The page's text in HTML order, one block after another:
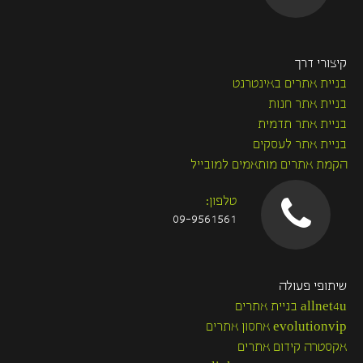
קיצורי דרך
בניית אתרים באינטרנט
בניית אתר חנות
בניית אתר תדמית
בניית אתר לעסקים
הקמת אתרים מותאמים למובייל
טלפון:
09-9561561
שיתופי פעולה
allnet4u בניית אתרים
evolutionvip אחסון אתרים
אקסטרה קידום אתרים